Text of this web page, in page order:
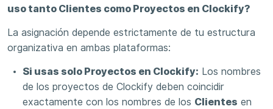
uso tanto Clientes como Proyectos en Clockify?
La asignación depende estrictamente de tu estructura
organizativa en ambas plataformas:
Si usas solo Proyectos en Clockify: Los nombres
de los proyectos de Clockify deben coincidir
exactamente con los nombres de los Clientes en